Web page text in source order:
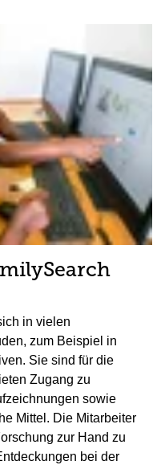
in vielen
zum Beispiel in
Sie sind für die
Zugang zu
sowie
Mittel. Die Mitarbeiter
zur Hand zu
bei der